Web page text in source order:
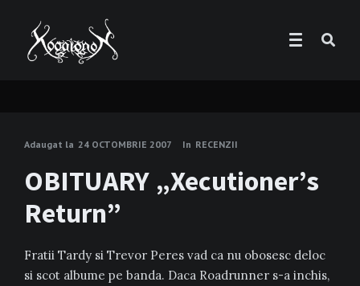
Adaugat la 24 OCTOMBRIE 2007 In RECENZII
OBITUARY „Xecutioner’s
Return”
Fratii Tardy si Trevor Peres vad ca nu obosesc deloc
si scot albume pe banda. Daca Roadrunner s-a inchis,